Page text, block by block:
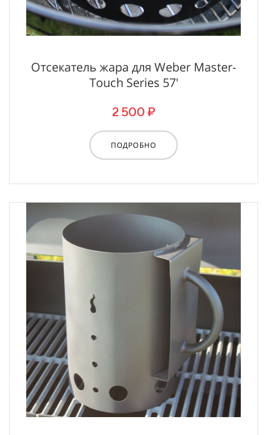
Отсекатель жара для Weber Master-
Touch Series 57'
2 500 ₽
ПОДРОБНО